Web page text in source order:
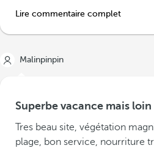
Lire commentaire complet
Malinpinpin
Superbe vacance mais
Tres beau site, végétation
plage, bon service, nourriture